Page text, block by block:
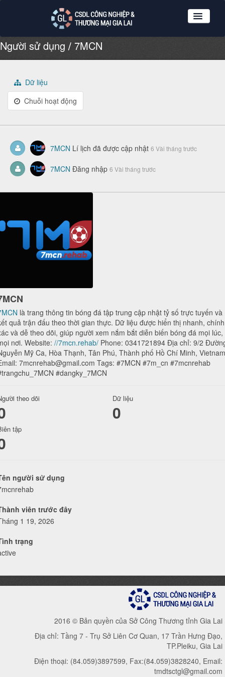
Nhóm dữ liệu
Tổ chức
Giới thiệu
Hướng dẫn sử dụng
Người sử dụng 7MCN
Dữ liệu
Chuỗi hoạt động
7MCN Lí lịch đã được cập nhật 6 Vài tháng trước
7MCN Đăng nhập 6 Vài tháng trước
là trang thông tin bóng đá tập trung cập nhật tỷ số trực tuyến và
quả trận đấu theo thời gian thực. Dữ liệu được hiển thị nhanh, chính
và dễ theo dõi, giúp người xem nắm bắt diễn biến bóng đá mọi lúc,
nơi. Website: //7mcn.rehab/ Phone: 0341721894 Địa chỉ: 9/2
Mỹ Ca, Hòa Thạnh, Tân Phú, Thành phố Hồ Chí Minh, Vietnam
7mcnrehab@gmail.com Tags: #7MCN #7m_cn #7mcnrehab
#dangky_7MCN
theo dõi Dữ liệu
0
tập
người sử dụng
viên trước đây
1 19, 2026
trạng
2016 © Bản quyền của Sở Công Thương tỉnh Gia Lai
Địa chỉ: Tầng 7 - Trụ Sở Liên Cơ Quan, 17 Trần Hưng Đạo,
TP.Pleiku, Gia Lai
Điện thoại: (84.059)3897599, Fax:(84.059)3828240, Email:
tmdtsctgl@gmail.com